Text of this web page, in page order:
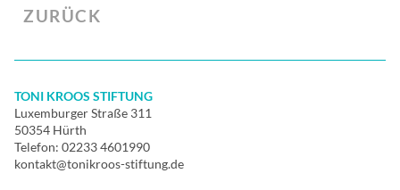
ZURÜCK
TONI KROOS STIFTUNG
Luxemburger Straße 311
50354 Hürth
Telefon: 02233 4601990
kontakt@tonikroos-stiftung.de